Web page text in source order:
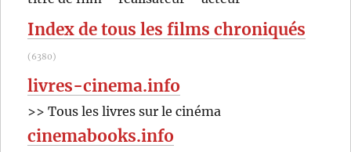
Clouzot
:
Index de tous les films chroniqués
(6380)
livres-cinema.info
>> Tous les livres sur le cinéma
cinemabooks.info